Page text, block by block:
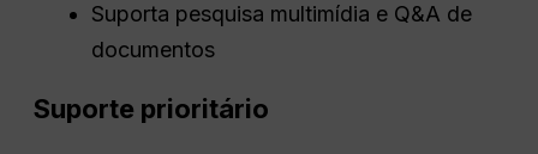
Suporta pesquisa multimídia e Q&A de
documentos
Suporte prioritário